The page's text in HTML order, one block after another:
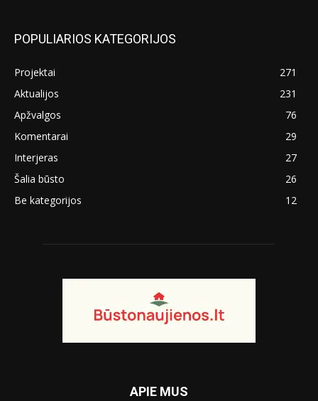
POPULIARIOS KATEGORIJOS
Projektai
271
Aktualijos
231
Apžvalgos
76
Komentarai
29
Interjeras
27
Šalia būsto
26
Be kategorijos
12
APIE MUS